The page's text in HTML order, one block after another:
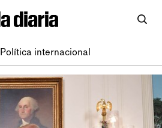
Política internacional